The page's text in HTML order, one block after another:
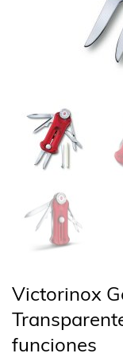
Victorinox
funciones